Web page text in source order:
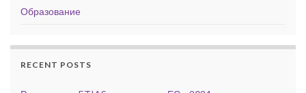
Образование
RECENT POSTS